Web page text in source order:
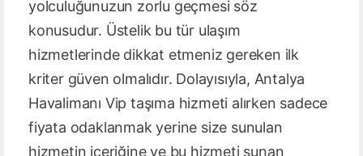
yolculuğunuzun zorlu geçmesi söz
konusudur. Üstelik bu tür ulaşım
hizmetlerinde dikkat etmeniz gereken ilk
kriter güven olmalıdır. Dolayısıyla, Antalya
Havalimanı Vip taşıma hizmeti alırken sadece
fiyata odaklanmak yerine size sunulan
hizmetin içeriğine ve bu hizmeti sunan